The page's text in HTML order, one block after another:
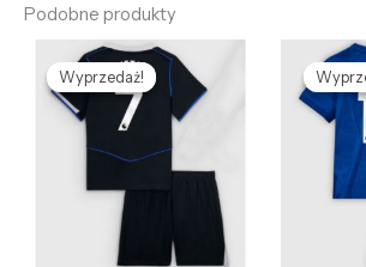
Podobne produkty
Wyprzedaż!
Wyprzedaż!
Pierwotna
cena
wynosiła:
468,69 zł.
Aktualna
cena
wynosi:
127,86 zł.